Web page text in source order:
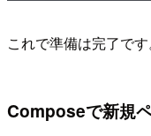
これで準備は完了で
Composeで新規